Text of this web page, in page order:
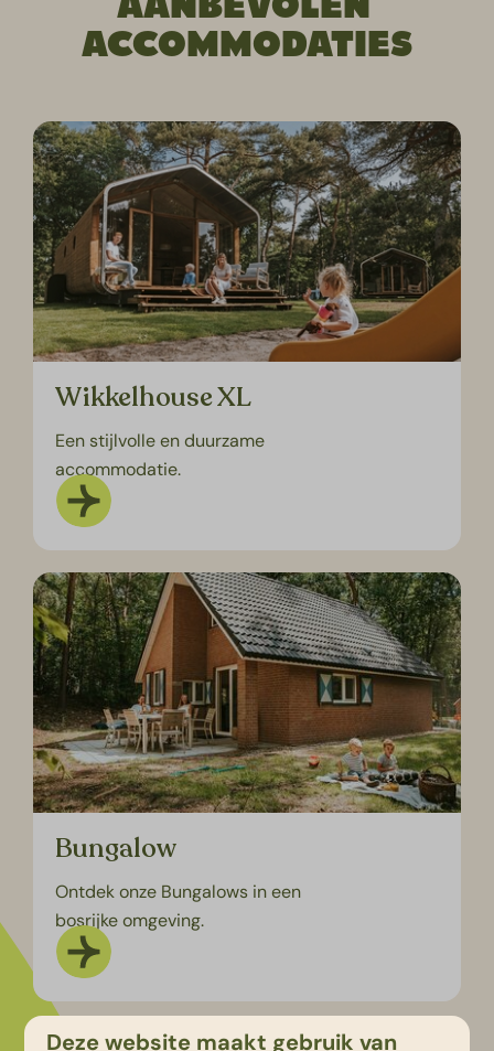
ACCOMMODATIES
Wikkelhouse XL
Een stijlvolle en duurzame
accommodatie.
Bungalow
Ontdek onze Bungalows in een
bosrijke omgeving.
Deze website maakt gebruik van